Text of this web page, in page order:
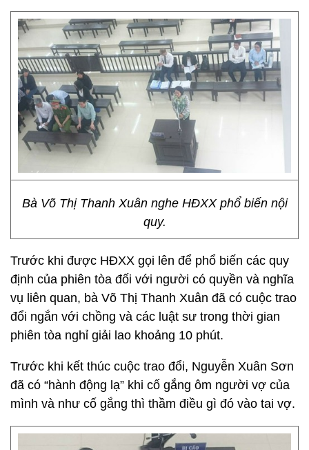
Bà Võ Thị Thanh Xuân nghe HĐXX phổ biến nội
quy.
Trước khi được HĐXX gọi lên để phổ biến các quy
định của phiên tòa đối với người có quyền và nghĩa
vụ liên quan, bà Võ Thị Thanh Xuân đã có cuộc trao
đổi ngắn với chồng và các luật sư trong thời gian
phiên tòa nghỉ giải lao khoảng 10 phút.
Trước khi kết thúc cuộc trao đổi, Nguyễn Xuân Sơn
đã có “hành động lạ” khi cố gắng ôm người vợ của
mình và như cố gắng thì thầm điều gì đó vào tai vợ.